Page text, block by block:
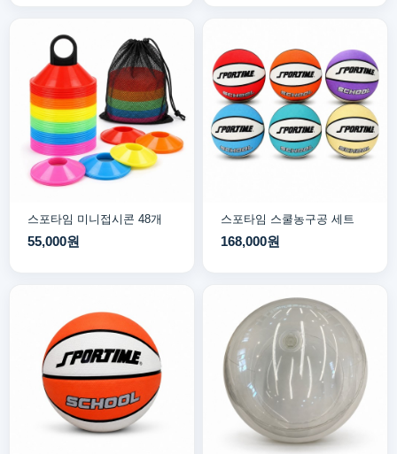
스포타임 미니접시콘 48개
55,000원
스포타임 스쿨농구공 세트
168,000원